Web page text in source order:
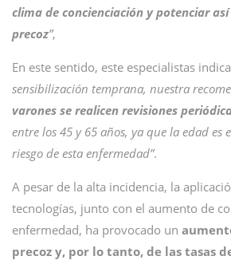
clima de concienciación y potenciar
precoz”,
En este sentido, este especialistas
sensibilización temprana, nuestra
varones se realicen revisiones
entre los 45 y 65 años, ya que la edad
riesgo de esta enfermedad”.
A pesar de la alta incidencia, la
tecnologías, junto con el aumento de
enfermedad, ha provocado un
precoz y, por lo tanto, de las tasas